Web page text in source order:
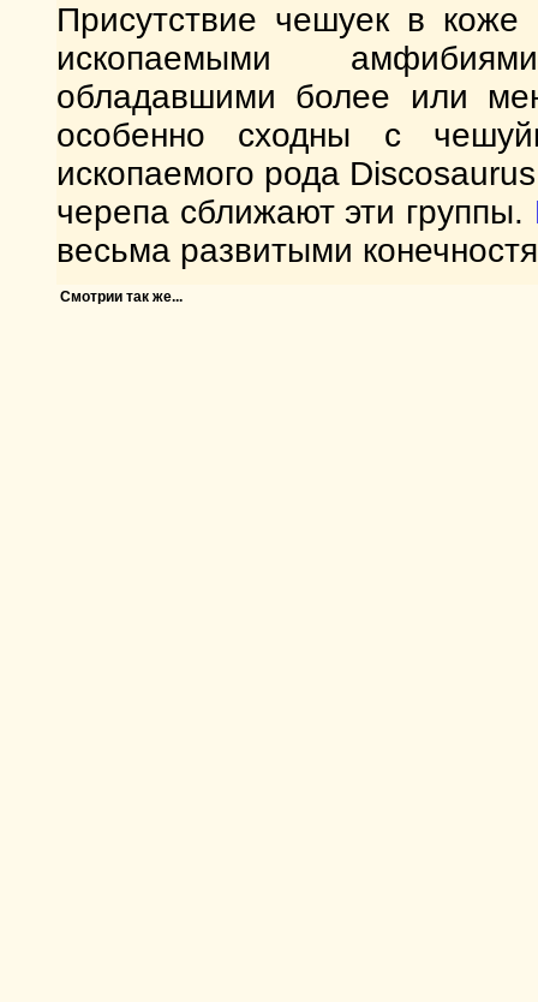
Присутствие чешуек в
ископаемыми
обладавшими более или
особенно сходны с
ископаемого рода
черепа сближают эти группы.
весьма развитыми
Смотрии так же...